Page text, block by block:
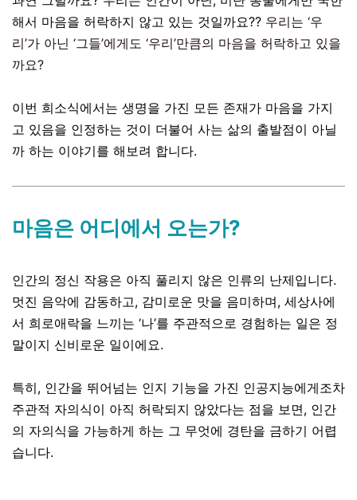
해서 마음을 허락하지 않고 있는 것일까요?? 우리는 ‘우
리’가 아닌 ‘그들’에게도 ‘우리’만큼의 마음을 허락하고 있을
까요?
이번 희소식에서는 생명을 가진 모든 존재가 마음을 가지
고 있음을 인정하는 것이 더불어 사는 삶의 출발점이 아닐
까 하는 이야기를 해보려 합니다.
마음은 어디에서 오는가?
인간의 정신 작용은 아직 풀리지 않은 인류의 난제입니다.
멋진 음악에 감동하고, 감미로운 맛을 음미하며, 세상사에
서 희로애락을 느끼는 ‘나’를 주관적으로 경험하는 일은 정
말이지 신비로운 일이에요.
특히, 인간을 뛰어넘는 인지 기능을 가진 인공지능에게조차
주관적 자의식이 아직 허락되지 않았다는 점을 보면, 인간
의 자의식을 가능하게 하는 그 무엇에 경탄을 금하기 어렵
습니다.